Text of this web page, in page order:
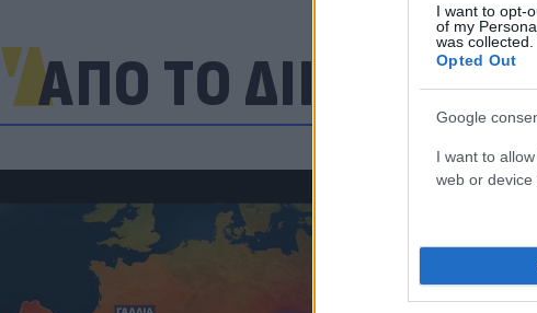
I want to opt-
of my
was collected.
Opted Out
Google
I want to
web or device
ΑΠΟ ΤΟ ΔΙΚΤΥΟ
Πανζουρλισμός
Σαλάχ -